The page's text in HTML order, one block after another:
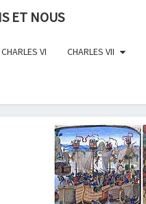
ET NOUS
CHARLES VI CHARLES VII